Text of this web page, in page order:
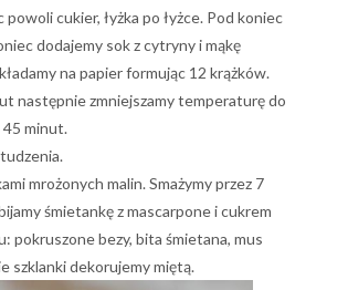
cukier, łyżka po łyżce. Pod koniec
dodajemy sok z cytryny i mąkę
na papier formując 12 krążków.
następnie zmniejszamy temperaturę do
45 minut.
mrożonych malin. Smażymy przez 7
śmietankę z mascarpone i cukrem
pokruszone bezy, bita śmietana, mus
szklanki dekorujemy miętą.